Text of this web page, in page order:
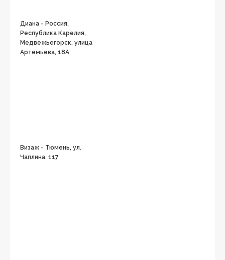
Диана - Россия,
Республика Карелия,
Медвежьегорск, улица
Артемьева, 18А
Визаж - Тюмень, ул.
Чаплина, 117